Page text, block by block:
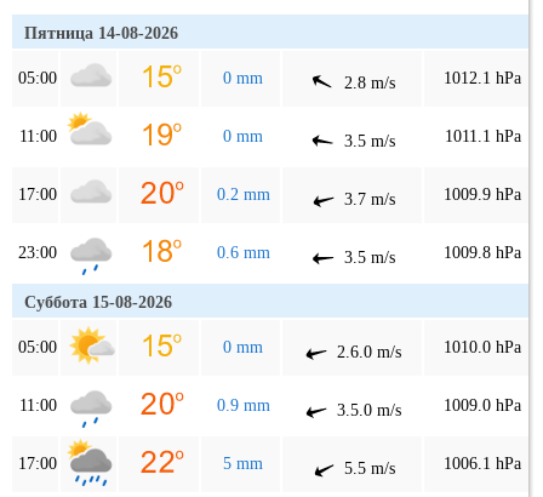
Пятница 14-08-2026
05:00 0 mm 2.8 m/s 1012.1 hPa
11:00 0 mm 3.5 m/s 1011.1 hPa
17:00 0.2 mm 3.7 m/s 1009.9 hPa
23:00 0.6 mm 3.5 m/s 1009.8 hPa
Суббота 15-08-2026
05:00 0 mm 2.6.0 m/s 1010.0 hPa
11:00 0.9 mm 3.5.0 m/s 1009.0 hPa
17:00 5 mm 5.5 m/s 1006.1 hPa